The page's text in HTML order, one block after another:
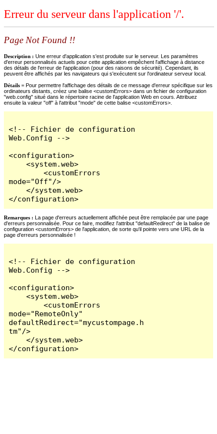
Erreur du serveur dans l'application '/'.
Page Not Found !!
Description : Une erreur d'application s'est produite sur le serveur. Les paramètres
d'erreur personnalisés actuels pour cette application empêchent l'affichage à distance
des détails de l'erreur de l'application (pour des raisons de sécurité). Cependant, ils
peuvent être affichés par les navigateurs qui s'exécutent sur l'ordinateur serveur local.
Détails = Pour permettre l'affichage des détails de ce message d'erreur spécifique sur les
ordinateurs distants, créez une balise <customErrors> dans un fichier de configuration
"web.config" situé dans le répertoire racine de l'application Web en cours. Attribuez
ensuite la valeur "off" à l'attribut "mode" de cette balise <customErrors>.
<!-- Fichier de configuration
Web.Config -->
<configuration>
    <system.web>
        <customErrors
mode="Off"/>
    </system.web>
</configuration>
Remarques : La page d'erreurs actuellement affichée peut être remplacée par une page
d'erreurs personnalisée. Pour ce faire, modifiez l'attribut "defaultRedirect" de la balise de
configuration <customErrors> de l'application, de sorte qu'il pointe vers une URL de la
page d'erreurs personnalisée !
<!-- Fichier de configuration
Web.Config -->
<configuration>
    <system.web>
        <customErrors
mode="RemoteOnly"
defaultRedirect="mycustompage.h
tm"/>
    </system.web>
</configuration>